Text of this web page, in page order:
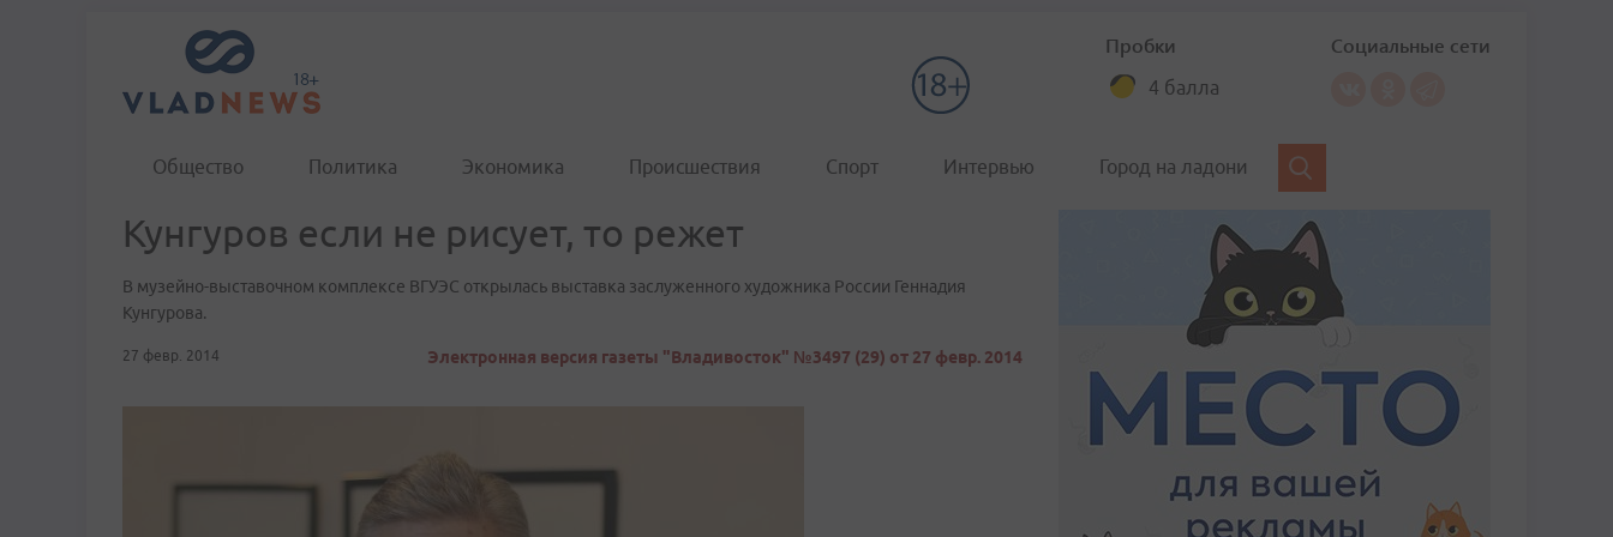
Пробки
4 балла
Социальные сети
Общество Политика Экономика Происшествия Спорт Интервью Город на ладони
Кунгуров если не рисует, то режет
В музейно-выставочном комплексе ВГУЭС открылась выставка заслуженного художника России Геннадия
Кунгурова.
27 февр. 2014 Электронная версия газеты "Владивосток" №3497 (29) от 27 февр. 2014